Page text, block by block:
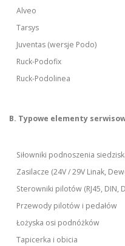
Alveo
Tarsys
Juventas (wersje Podo)
Ruck-Podofix
Ruck-Podolinea
B. Typowe elementy
Siłowniki podnoszenia
Zasilacze (24V / 29V Linak,
Sterowniki pilotów (RJ45, DIN,
Przewody pilotów i pedałów
Łożyska osi podnóżków
Tapicerka i obicia